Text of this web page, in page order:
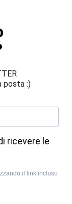
posta :)
ricevere le
il link incluso